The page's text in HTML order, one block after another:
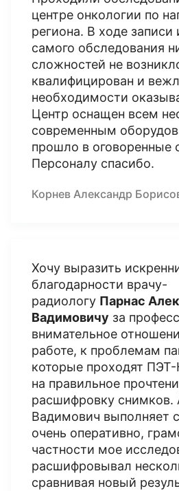
центре онкологии по
региона. В ходе записи
самого обследования
сложностей не
квалифицирован и
необходимости
Центр оснащен всем
современным
прошло в оговоренные
Персоналу спасибо.
Корнев Александр
Хочу выразить
благодарности врачу-
радиологу Парнас
Вадимовичу за
внимательное
работе, к проблемам
которые проходят
на правильное
расшифровку снимков.
Вадимович выполняет
очень оперативно,
частности мое
расшифровывал
сравнивая новый